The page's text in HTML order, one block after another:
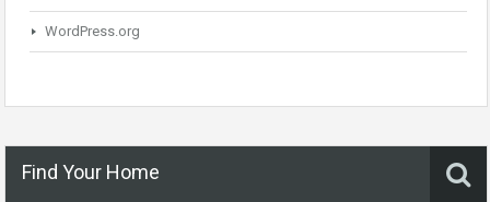
WordPress.org
Find Your Home